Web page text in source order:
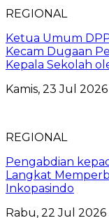
REGIONAL
Ketua Umum
Kecam Dugaan
Kepala Sekolah
Kamis, 23 Jul
REGIONAL
Pengabdian
Langkat
Inkopasindo
Rabu, 22 Jul 2026